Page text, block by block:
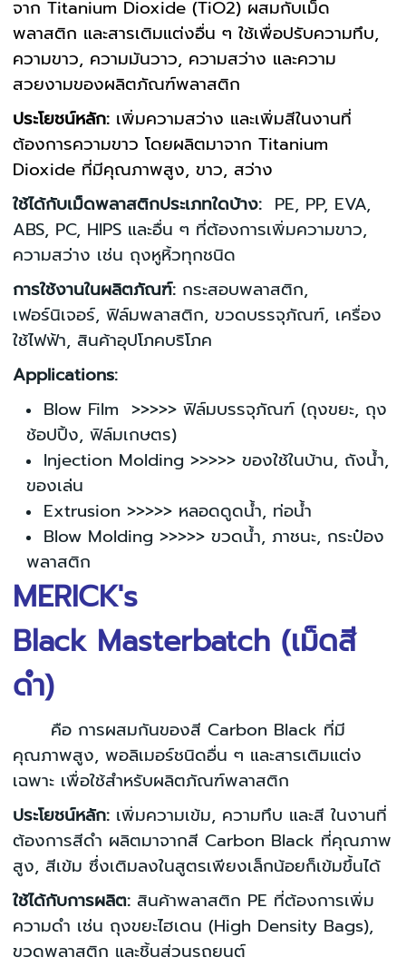
จาก Titanium Dioxide (TiO2) ผสมกับเม็ด
พลาสติก และสารเติมแต่งอื่น ๆ ใช้เพื่อปรับความทึบ,
ความขาว, ความมันวาว, ความสว่าง และความ
สวยงามของผลิตภัณฑ์พลาสติก
ประโยชน์หลัก: เพิ่มความสว่าง และเพิ่มสีในงานที่
ต้องการความขาว โดยผลิตมาจาก Titanium
Dioxide ที่มีคุณภาพสูง, ขาว, สว่าง
ใช้ได้กับเม็ดพลาสติกประเภทใดบ้าง: PE, PP, EVA,
ABS, PC, HIPS และอื่น ๆ ที่ต้องการเพิ่มความขาว,
ความสว่าง เช่น ถุงหูหิ้วทุกชนิด
การใช้งานในผลิตภัณฑ์: กระสอบพลาสติก,
เฟอร์นิเจอร์, ฟิล์มพลาสติก, ขวดบรรจุภัณฑ์, เครื่อง
ใช้ไฟฟ้า, สินค้าอุปโภคบริโภค
Applications:
Blow Film >>>>> ฟิล์มบรรจุภัณฑ์ (ถุงขยะ, ถุง
ช้อปปิ้ง, ฟิล์มเกษตร)
Injection Molding >>>>> ของใช้ในบ้าน, ถังน้ำ,
ของเล่น
Extrusion >>>>> หลอดดูดน้ำ, ท่อน้ำ
Blow Molding >>>>> ขวดน้ำ, ภาชนะ, กระป๋อง
พลาสติก
MERICK's
Black Masterbatch (เม็ดสี
ดำ)
คือ การผสมกันของสี Carbon Black ที่มี
คุณภาพสูง, พอลิเมอร์ชนิดอื่น ๆ และสารเติมแต่ง
เฉพาะ เพื่อใช้สำหรับผลิตภัณฑ์พลาสติก
ประโยชน์หลัก: เพิ่มความเข้ม, ความทึบ และสี ในงานที่
ต้องการสีดำ ผลิตมาจากสี Carbon Black ที่คุณภาพ
สูง, สีเข้ม ซึ่งเติมลงในสูตรเพียงเล็กน้อยก็เข้มขึ้นได้
ใช้ได้กับการผลิต: สินค้าพลาสติก PE ที่ต้องการเพิ่ม
ความดำ เช่น ถุงขยะไฮเดน (High Density Bags),
ขวดพลาสติก และชิ้นส่วนรถยนต์